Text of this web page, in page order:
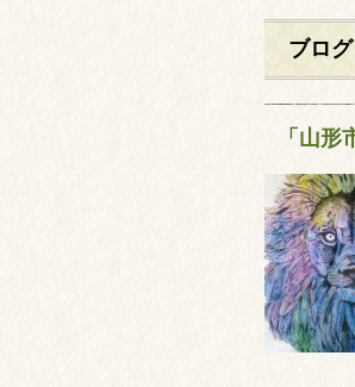
ブログ
「山形